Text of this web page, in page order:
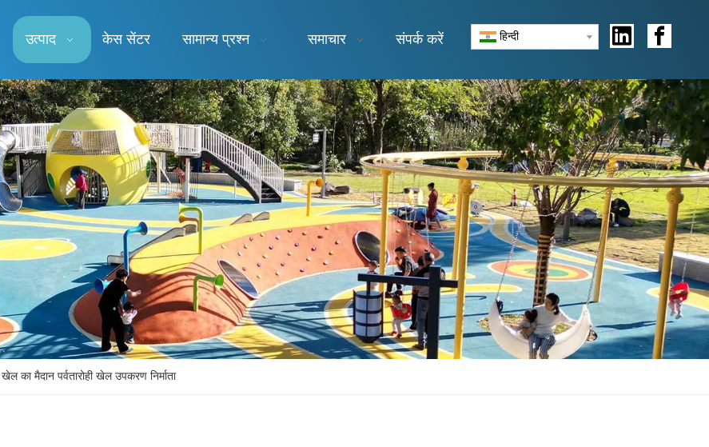
उत्पाद केस सेंटर सामान्य प्रश्न समाचार संपर्क करें हिन्दी
का मैदान पर्वतारोही खेल उपकरण निर्माता